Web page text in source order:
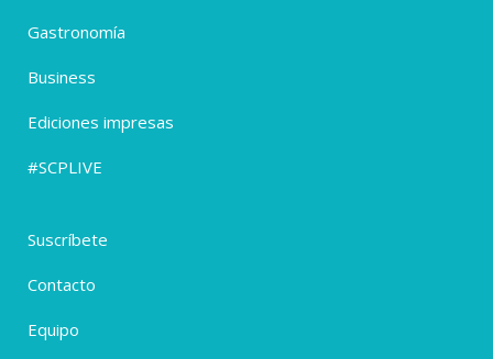
Gastronomía
Business
Ediciones impresas
#SCPLIVE
Suscríbete
Contacto
Equipo